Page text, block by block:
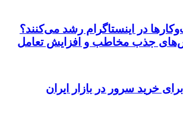
در اینستاگرام رشد می‌کنند؟
جذب مخاطب و افزایش تعامل
برای خرید سرور در بازار ایران